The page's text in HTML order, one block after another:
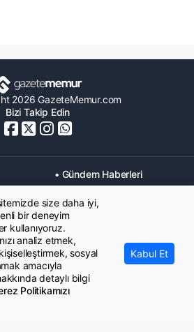
2026 GazeteMemur.com
Bizi Takip Edin
• Gündem Haberleri
• KPSS Haberleri
• Eğitim Haberleri
• Maaş Verileri Haberleri
size daha iyi,
bir deneyim
kullanıyoruz.
analiz etmek,
sosyal
amacıyla
detaylı bilgi
Politikamızı
Kabul Et